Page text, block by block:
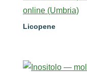
Licopene